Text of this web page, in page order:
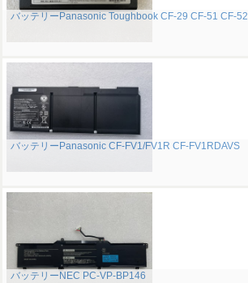
バッテリーPanasonic Toughbook CF-29 CF-51 CF-52
バッテリーPanasonic CF-FV1/FV1R CF-FV1RDAVS
バッテリーNEC PC-VP-BP146